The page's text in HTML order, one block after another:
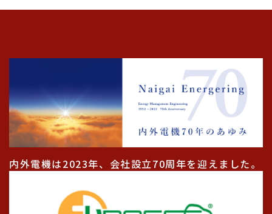
内外電機は2023年、会社設立70周年を迎えました。